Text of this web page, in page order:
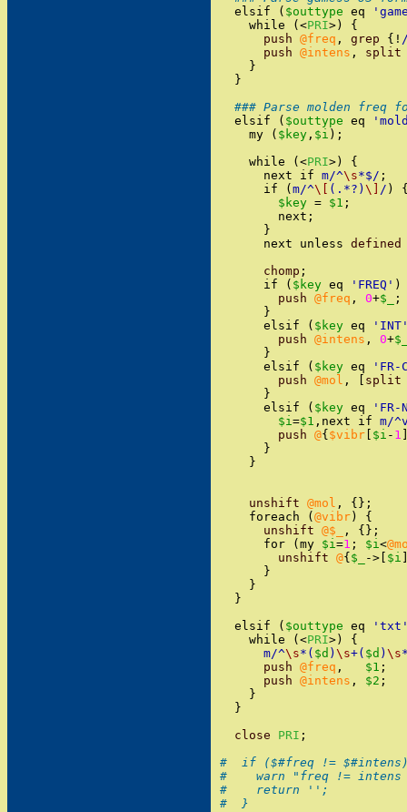
elsif
( $outtype eq '
while
( <PRI> )
{
push @freq , grep { !
push @intens ,
split
}
}
### Parse molden freq
elsif
( $outtype eq '
my
( $key , $i ) ;
while
( <PRI> )
{
next
if m/^\s*$/ ;
if
( m/^\[ (.*?) \] / )
$key = $1 ;
next ;
}
next
unless defined
chomp ;
if
( $key eq ' FREQ ' )
push @freq , 0+$_
;
}
elsif
( $key eq ' INT
push @intens , 0+
}
elsif
( $key eq ' FR-
push @mol ,
split
}
elsif
( $key eq ' FR-
$i=$1 , next if m/
push @{ $vibr $i - 1
}
}
unshift @mol , { } ;
foreach
( @vibr )
{
unshift @$_ , { } ;
for
( my $i=1 ; $i<
unshift @{ $_ -> $i
}
}
}
elsif
( $outtype eq ' txt
while
( <PRI> )
{
m/^\s*( $d ) \s+( $d ) \s
push @freq , $1 ;
push @intens , $2 ;
}
}
close
PRI ;
#  if ($#freq !=
#    warn "freq !=
#    return '';
#  }